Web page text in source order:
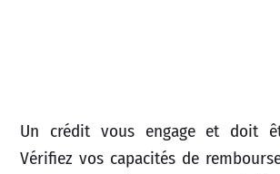
Un crédit vous engage et doit
Vérifiez vos capacités de